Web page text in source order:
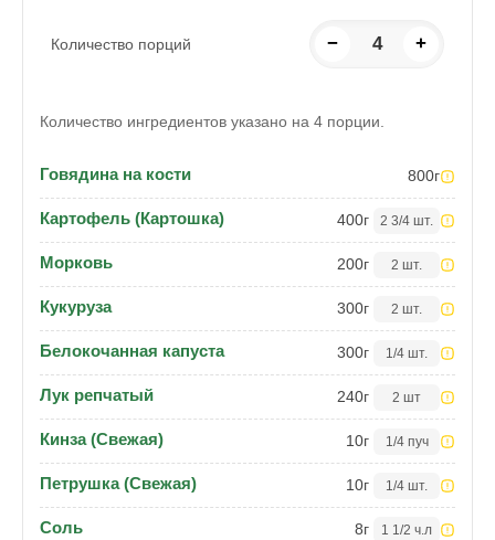
Количество порций − 4 +
Количество ингредиентов указано на 4 порции.
Говядина на кости 800г
Картофель (Картошка) 400г 2 3/4 шт.
Морковь 200г 2 шт.
Кукуруза 300г 2 шт.
Белокочанная капуста 300г 1/4 шт.
Лук репчатый 240г 2 шт
Кинза (Свежая) 10г 1/4 пуч
Петрушка (Свежая) 10г 1/4 шт.
Соль 8г 1 1/2 ч.л